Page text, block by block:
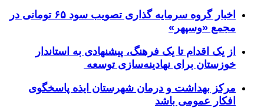
اخبار گروه سرمایه گذاری تصویب سود ۶۵ تومانی در
مجمع «وسپهر»
از یک اقدام تا یک فرهنگ، پیشنهادی به استاندار
خوزستان برای نهادینه‌سازی توسعه
مرکز بهداشت و درمان شهرستان ایذه پاسخگوی
افکار عمومی باشد